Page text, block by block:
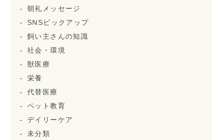
朝礼メッセージ
SNSピックアップ
飼い主さんの知識
社会・環境
獣医療
栄養
代替医療
ペット教育
デイリーケア
未分類